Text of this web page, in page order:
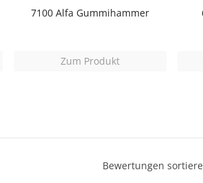
7100 Alfa Gummihammer
Zum Produkt
Bewertungen